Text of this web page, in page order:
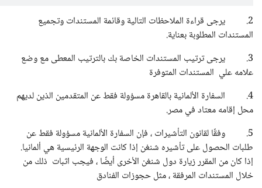
2. يرجى قراءة الملاحظات التالية وقائمة المستندات وتجميع
المستندات المطلوبة بعناية.
3. يرجى ترتيب المستندات الخاصة بك بالترتيب المعطى مع وضع
علامه علي المستندات المتوفرة
4. السفارة الألمانية بالقاهرة مسؤولة فقط عن المتقدمين الذين لديهم
محل إقامه معتاد في مصر.
5. وفقًا لقانون التأشيرات ، فإن السفارة الألمانية مسؤولة فقط عن
طلبات الحصول على تأشيره شنغن إذا كانت الوجهة الرئيسية هي ألمانيا.
إذا كان من المقرر زيارة دول شنغن الأخرى أيضًا ، فيجب اثبات ذلك من
خلال المستندات المرفقة ، مثل حجوزات الفنادق